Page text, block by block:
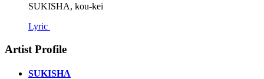
SUKISHA, kou-kei
Lyric
Artist Profile
SUKISHA